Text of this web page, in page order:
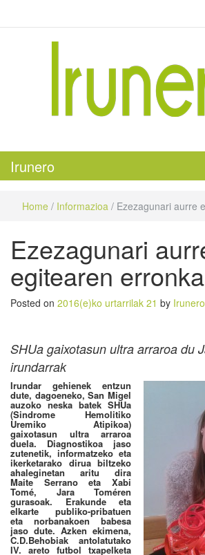
Irunero
Home / Informazioa / Ezezagunari aurre
Ezezagunari
egitearen erronka
Posted on 2016(e)ko urtarrilak 21 by Irunero
SHUa gaixotasun ultra arraroa du
irundarrak
Irundar gehienek entzun
dute, dagoeneko, San Migel
auzoko neska batek SHUa
(Sindrome Hemolitiko
Uremiko Atipikoa)
gaixotasun ultra arraroa
duela. Diagnostikoa jaso
zutenetik, informatzeko eta
ikerketarako dirua biltzeko
ahaleginetan aritu dira
Maite Serrano eta Xabi
Tomé, Jara Toméren
gurasoak. Erakunde eta
elkarte publiko-pribatuen
eta norbanakoen babesa
jaso dute. Azken ekimena,
C.D.Behobiak antolatutako
IV. areto futbol txapelketa